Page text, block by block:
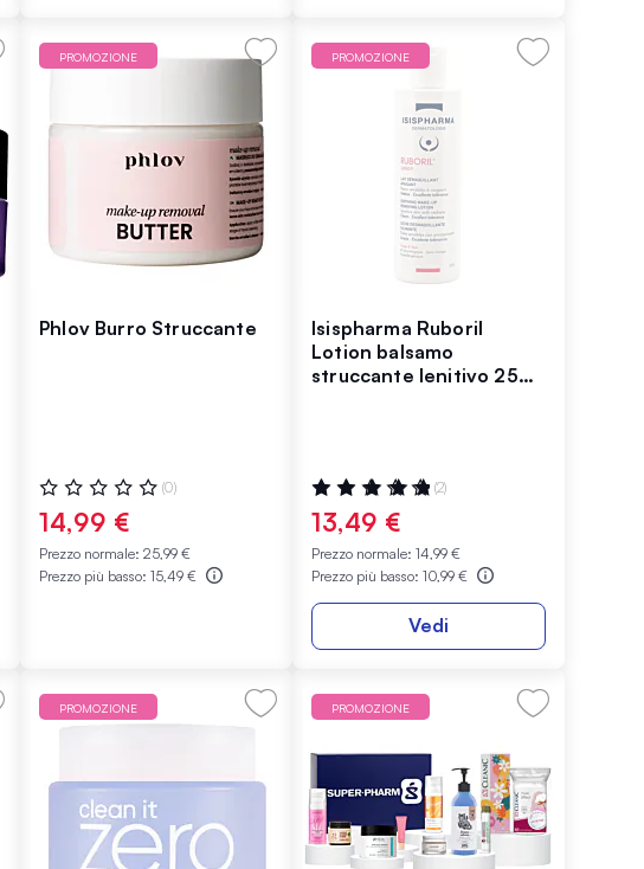
PROMOZIONE
Phlov Burro Struccante
Valutazione:
0%
(0)
14,99 €
Prezzo normale: 25,99 €
Prezzo più basso: 15,49 €
PROMOZIONE
Isispharma Ruboril
Lotion balsamo
struccante lenitivo 250
Valutazione:
100%
(2)
13,49 €
Prezzo normale: 14,99 €
Prezzo più basso: 10,99 €
Vedi
PROMOZIONE PROMOZIONE